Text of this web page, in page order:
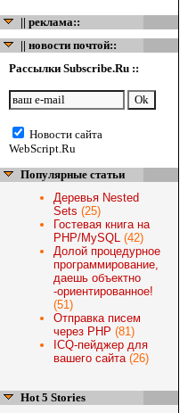
|| реклама::
|| новости почтой::
Рассылки Subscribe.Ru ::
Новости сайта
WebScript.Ru
Популярные статьи
Деревья Nested
Sets (25)
Гостевая книга на
PHP/MySQL (42)
Долой процедурное
программирование,
даешь объектно
-ориентированное!
(51)
Отправка писем
через PHP (81)
ICQ-пейджер для
вашего сайта(26)
Hot 5 Stories